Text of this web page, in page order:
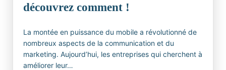
découvrez comment !
La montée en puissance du mobile a révolutionné de
nombreux aspects de la communication et du
marketing. Aujourd’hui, les entreprises qui cherchent à
améliorer leur…